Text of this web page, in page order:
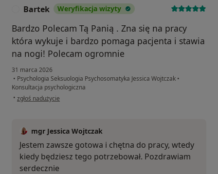
Bartek Weryfikacja wizyty
Bardzo Polecam Tą Panią . Zna się na pracy
która wykuje i bardzo pomaga pacjenta i stawia
na nogi! Polecam ogromnie
31 marca 2026
• Psychologia Seksuologia Psychosomatyka Jessica Wojtczak •
Konsultacja psychologiczna
• w opinii użytkownika Bartek
zgłoś nadużycie
mgr Jessica Wojtczak
Jestem zawsze gotowa i chętna do pracy, wtedy
kiedy będziesz tego potrzebował. Pozdrawiam
serdecznie